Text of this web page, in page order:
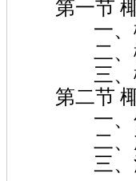
第一节 椰
一、椰子
二、椰子
三、椰子
第二节 椰
一、创
二、加
三、注重